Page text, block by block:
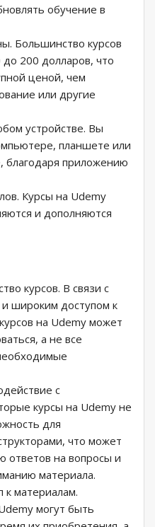
обучение в
Большинство курсов
200 долларов, что
ценой, чем
или другие
устройстве. Вы
планшете или
приложению
Курсы на Udemy
и дополняются
курсов. В связи с
широким доступом к
на Udemy может
а не все
с
курсы на Udemy не
для
что может
ответов на вопросы и
материала.
к материалам.
могут быть